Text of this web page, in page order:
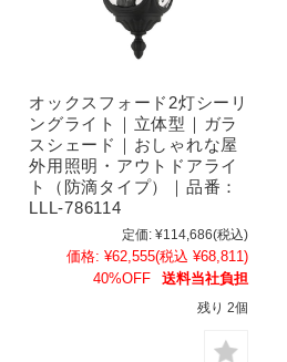
オックスフォード2灯シーリ
ングライト｜立体型｜ガラ
スシェード｜おしゃれな屋
外用照明・アウトドアライ
ト（防滴タイプ）｜品番：
LLL-786114
定価: ¥114,686(税込)
価格: ¥62,555(税込 ¥68,811)
40%OFF
送料当社負担
残り 2個